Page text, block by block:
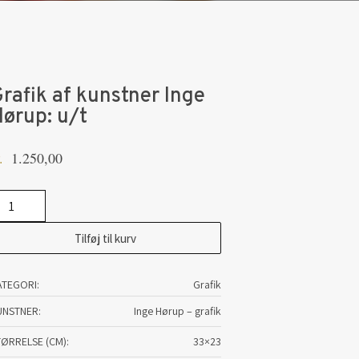
af kunstner Inge
u/t
1.250,00
Tilføj til kurv
Grafik
Inge Hørup – grafik
(CM) 33×23